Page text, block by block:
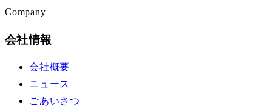
Company
会社情報
会社概要
ニュース
ごあいさつ